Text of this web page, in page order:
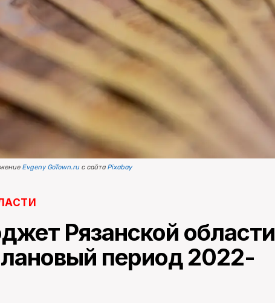
Evgeny GoTown.ruс сайта Pixabay
Рязанской области
период 2022-